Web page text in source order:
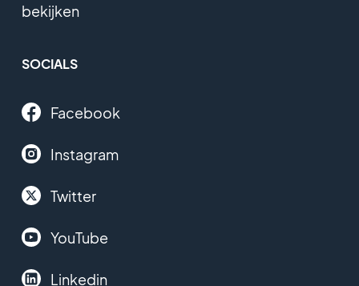
bekijken
SOCIALS
Facebook
Instagram
Twitter
YouTube
Linkedin